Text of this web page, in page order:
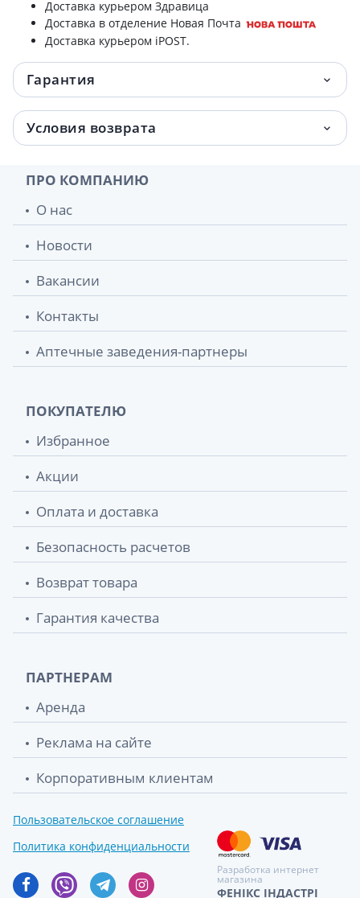
Доставка курьером Здравица
Доставка в отделение Новая Почта
Доставка курьером iPOST.
Гарантия
Условия возврата
ПРО КОМПАНИЮ
О нас
Новости
Вакансии
Контакты
Аптечные заведения-партнеры
ПОКУПАТЕЛЮ
Избранное
Акции
Оплата и доставка
Безопасность расчетов
Возврат товара
Гарантия качества
ПАРТНЕРАМ
Аренда
Реклама на сайте
Корпоративным клиентам
Пользовательское соглашение
Политика конфиденциальности
Разработка интернет
магазина
ФЕНІКС ІНДАСТРІ